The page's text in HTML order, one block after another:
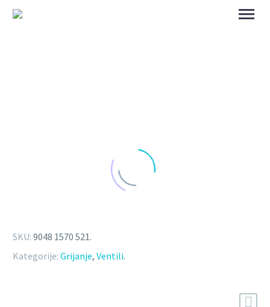
SKU: 9048 1570 521.
Kategorije: Grijanje, Ventili.